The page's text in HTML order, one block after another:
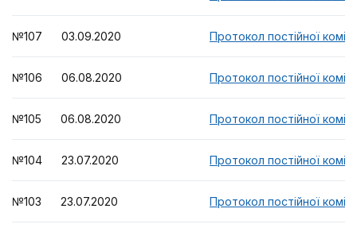
№107 03.09.2020 Протокол постійної
№106 06.08.2020 Протокол постійної
№105 06.08.2020 Протокол постійної
№104 23.07.2020 Протокол постійної
№103 23.07.2020 Протокол постійної